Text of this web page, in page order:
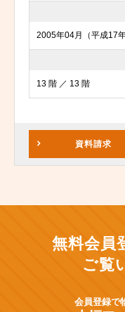
2005年04月（平成17年
13 階 ／ 13 階
資料請求
無料会員
ご覧
会員登録で